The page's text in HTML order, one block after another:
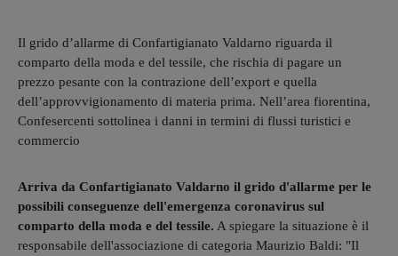
Il grido d’allarme di Confartigianato Valdarno riguarda il
comparto della moda e del tessile, che rischia di pagare un
prezzo pesante con la contrazione dell’export e quella
dell’approvvigionamento di materia prima. Nell’area fiorentina,
Confesercenti sottolinea i danni in termini di flussi turistici e
commercio
Arriva da Confartigianato Valdarno il grido d'allarme per le
possibili conseguenze dell'emergenza coronavirus sul
comparto della moda e del tessile. A spiegare la situazione è il
responsabile dell'associazione di categoria Maurizio Baldi: "Il